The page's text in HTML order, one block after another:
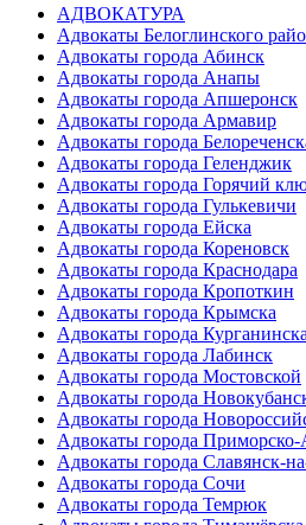
АДВОКАТУРА
Адвокаты Белоглинского
Адвокаты города Абинск
Адвокаты города Анапы
Адвокаты города Апшеронск
Адвокаты города Армавир
Адвокаты города
Адвокаты города Геленджик
Адвокаты города Горячий
Адвокаты города Гулькевичи
Адвокаты города Ейска
Адвокаты города Кореновск
Адвокаты города Краснодара
Адвокаты города Кропоткин
Адвокаты города Крымска
Адвокаты города Курганинска
Адвокаты города Лабинск
Адвокаты города Мостовской
Адвокаты города
Адвокаты города
Адвокаты города Приморско-
Адвокаты города Славянск-
Адвокаты города Сочи
Адвокаты города Темрюк